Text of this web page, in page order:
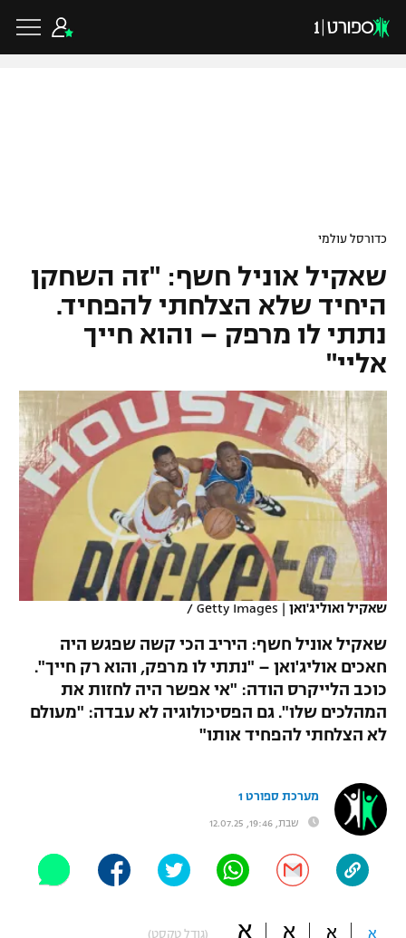
VOD
רץ ברשת
תוצאות
לוח שידורים
ברחבה
"מחצית בשכונה" – פודקאסט
גביע הטוטו
ליגיונרים
נבחרת ישראל
מכבי חיפה
בית"ר ירושלים
מכבי תל אביב
הפועל תל אביב
הפועל חיפה
הפועל באר שבע
מכבי נתניה
ליגת האלופות
ליגה אירופית
ליגה אנגלית
ליגה גרמנית
ליגה ספרדית
ליגה איטלקית
ליגה צרפתית
ליגה הולנדית
ליגה סינית
ליגה ברזילאית
כדורסל ישראלי
ליגת ווינר סל
כדורסל נשים
מכבי תל אביב
הפועל חולון
הפועל ירושלים
דני אבדיה
כדורסל עולמי
NBA
יורוליג
יורוקאפ
ענפים נוספים
טניס
כדוריד
כדורעף
שחייה
אגרוף
ספורט אולימפי
היאבקות WWE
כדורסל עולמי
שאקיל אוניל חשף: "זה השחקן
היחיד שלא הצלחתי להפחיד.
נתתי לו מרפק – והוא חייך
אליי"
שאקיל ואוליג'ואן |
Getty Images /
שאקיל אוניל חשף: היריב הכי קשה שפגש היה
חאכים אוליג'ואן – "נתתי לו מרפק, והוא רק חייך".
כוכב הלייקרס הודה: "אי אפשר היה לחזות את
המהלכים שלו". גם הפסיכולוגיה לא עבדה: "מעולם
לא הצלחתי להפחיד אותו"
מערכת ספורט 1
שבת, 19:46, 12.07.25
א א א א (גודל טקסט)